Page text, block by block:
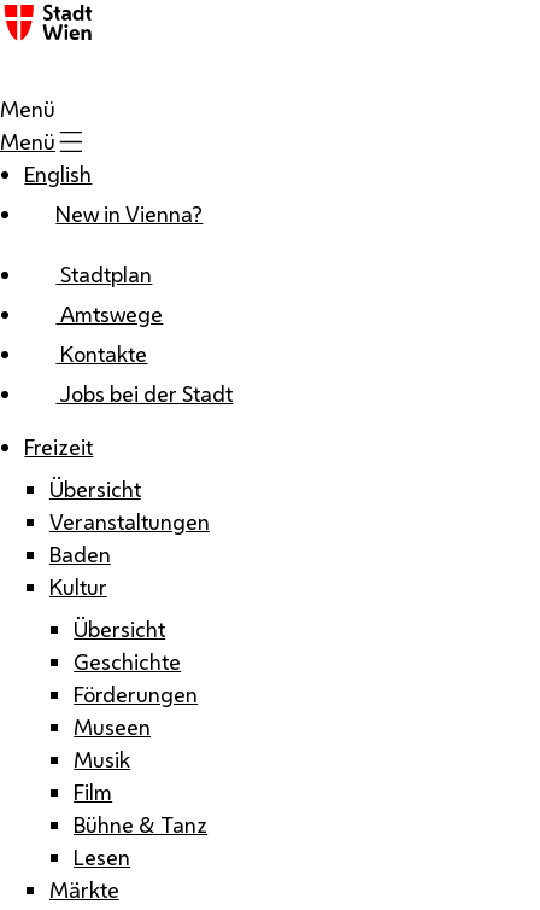
Zum Inhalt
Menü
Menü
English
New in Vienna?
Stadtplan
Amtswege
Kontakte
Jobs bei der Stadt
Freizeit
Übersicht
Veranstaltungen
Baden
Kultur
Übersicht
Geschichte
Förderungen
Museen
Musik
Film
Bühne & Tanz
Lesen
Märkte